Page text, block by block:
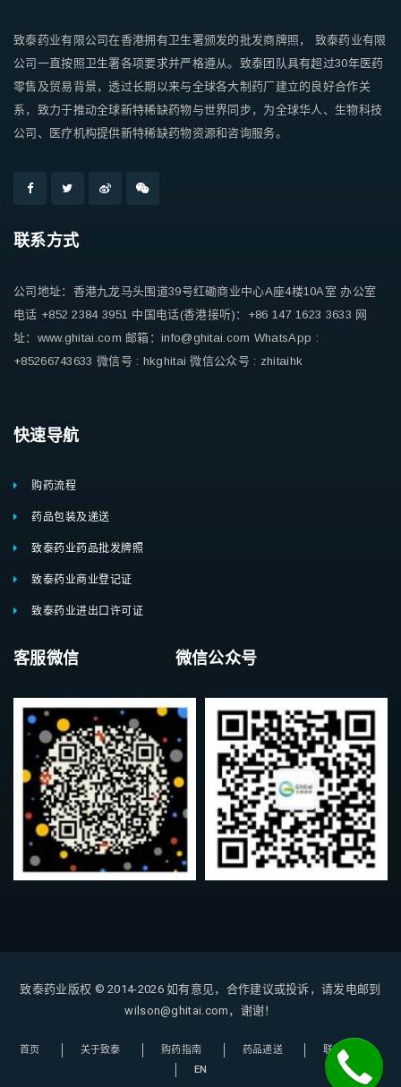
致泰药业有限公司在香港拥有卫生署颁发的批发商牌照， 致泰药业有限
公司一直按照卫生署各项要求并严格遵从。致泰团队具有超过30年医药
零售及贸易背景，透过长期以来与全球各大制药厂建立的良好合作关
系，致力于推动全球新特稀缺药物与世界同步，为全球华人、生物科技
公司、医疗机构提供新特稀缺药物资源和咨询服务。
联系方式
公司地址：香港九龙马头围道39号红磡商业中心A座4楼10A室 办公室
电话 +852 2384 3951 中国电话(香港接听)：+86 147 1623 3633 网
址：www.ghitai.com 邮箱：info@ghitai.com WhatsApp :
+85266743633 微信号 : hkghitai 微信公众号 : zhitaihk
快速导航
购药流程
药品包装及递送
致泰药业药品批发牌照
致泰药业商业登记证
致泰药业进出口许可证
客服微信 微信公众号
致泰药业版权 © 2014-2026如有意见，合作建议或投诉，请发电邮到
wilson@ghitai.com，谢谢！
首页 关于致泰 购药指南 药品递送
联系我们
EN